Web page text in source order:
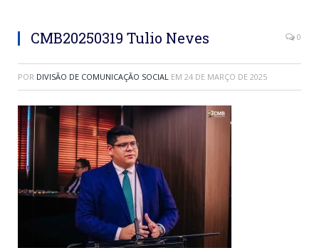
CMB20250319 Tulio Neves 0
POR DIVISÃO DE COMUNICAÇÃO SOCIAL EM 24 DE MARÇO DE 2025